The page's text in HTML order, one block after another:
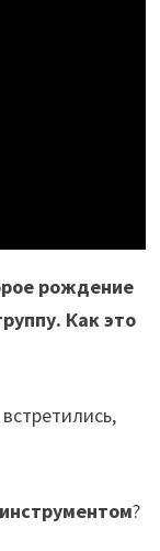
рождение
Как это
?